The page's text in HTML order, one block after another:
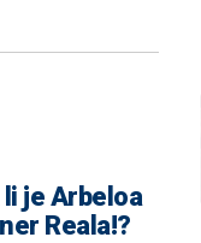
je Arbeloa
Reala!?